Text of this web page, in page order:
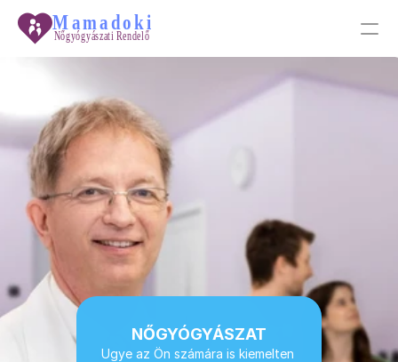
Tudástár
Design
Content
Publish
NŐGYÓGYÁSZAT
Ugye az Ön számára is kiemelten